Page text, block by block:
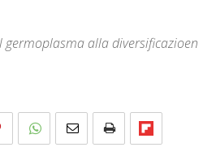
germoplasma alla diversificazioen